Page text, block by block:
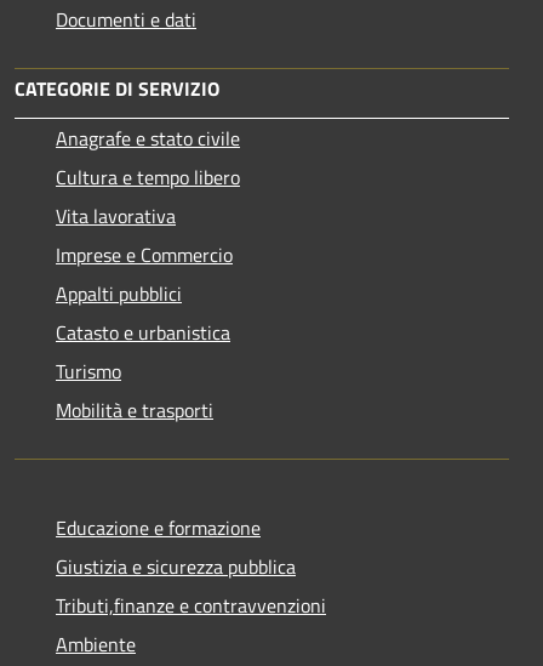
Documenti e dati
CATEGORIE DI SERVIZIO
Anagrafe e stato civile
Cultura e tempo libero
Vita lavorativa
Imprese e Commercio
Appalti pubblici
Catasto e urbanistica
Turismo
Mobilità e trasporti
Educazione e formazione
Giustizia e sicurezza pubblica
Tributi,finanze e contravvenzioni
Ambiente